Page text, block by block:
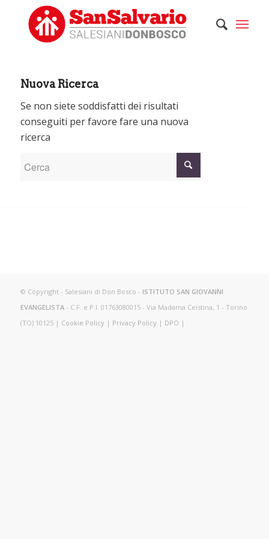
Nuova Ricerca
Se non siete soddisfatti dei risultati
conseguiti per favore fare una nuova
ricerca
© Copyright - Salesiani di Don Bosco - ISTITUTO SAN GIOVANNI
EVANGELISTA- C.F. e P.I. 01763080015 - Via Madama Ceistina, 1 - Torino
(TO) 10125 | Cookie Policy| Privacy Policy| DPO |